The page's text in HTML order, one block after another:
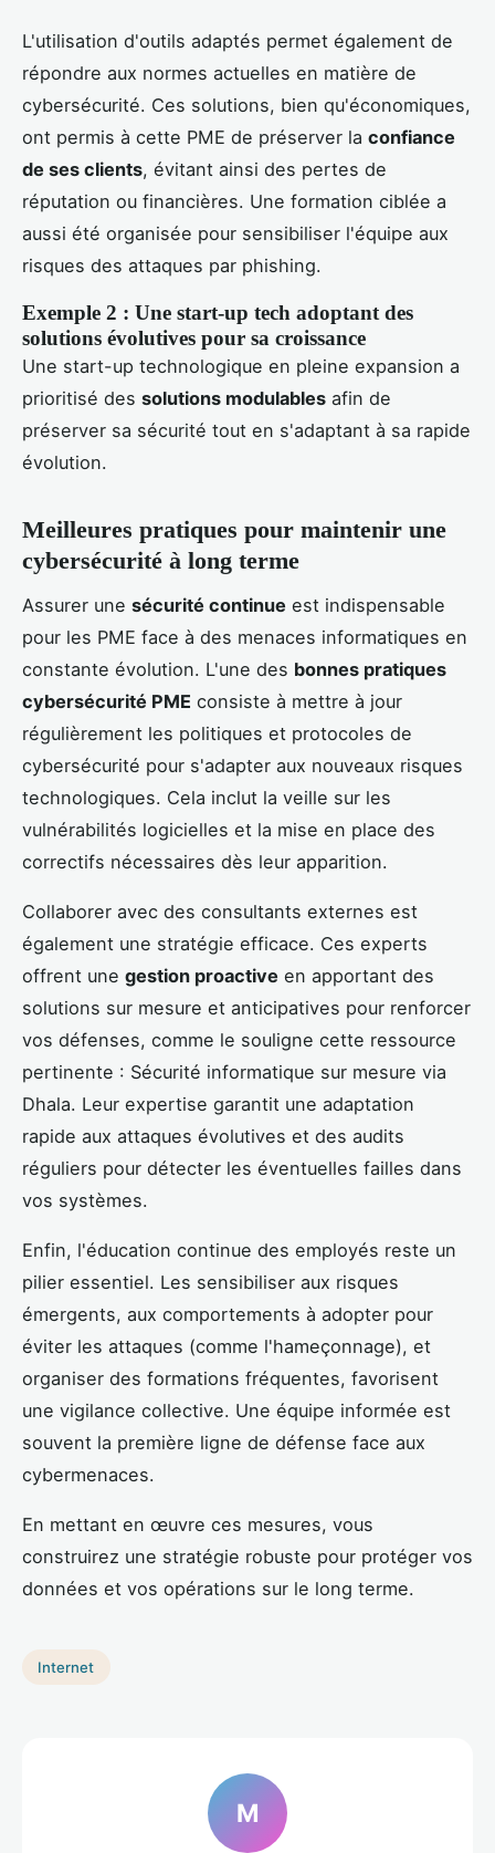
L'utilisation d'outils adaptés permet également de
répondre aux normes actuelles en matière de
cybersécurité. Ces solutions, bien qu'économiques,
ont permis à cette PME de préserver la confiance
de ses clients, évitant ainsi des pertes de
réputation ou financières. Une formation ciblée a
aussi été organisée pour sensibiliser l'équipe aux
risques des attaques par phishing.
Exemple 2 : Une start-up tech adoptant des
solutions évolutives pour sa croissance
Une start-up technologique en pleine expansion a
prioritisé des solutions modulables afin de
préserver sa sécurité tout en s'adaptant à sa rapide
évolution.
Meilleures pratiques pour maintenir une
cybersécurité à long terme
Assurer une sécurité continue est indispensable
pour les PME face à des menaces informatiques en
constante évolution. L'une des bonnes pratiques
cybersécurité PME consiste à mettre à jour
régulièrement les politiques et protocoles de
cybersécurité pour s'adapter aux nouveaux risques
technologiques. Cela inclut la veille sur les
vulnérabilités logicielles et la mise en place des
correctifs nécessaires dès leur apparition.
Collaborer avec des consultants externes est
également une stratégie efficace. Ces experts
offrent une gestion proactive en apportant des
solutions sur mesure et anticipatives pour renforcer
vos défenses, comme le souligne cette ressource
pertinente : Sécurité informatique sur mesure via
Dhala. Leur expertise garantit une adaptation
rapide aux attaques évolutives et des audits
réguliers pour détecter les éventuelles failles dans
vos systèmes.
Enfin, l'éducation continue des employés reste un
pilier essentiel. Les sensibiliser aux risques
émergents, aux comportements à adopter pour
éviter les attaques (comme l'hameçonnage), et
organiser des formations fréquentes, favorisent
une vigilance collective. Une équipe informée est
souvent la première ligne de défense face aux
cybermenaces.
En mettant en œuvre ces mesures, vous
construirez une stratégie robuste pour protéger vos
données et vos opérations sur le long terme.
Internet
M